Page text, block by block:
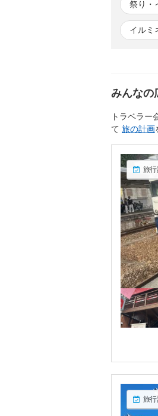
祭り・
イルミ
みんなの
トラベラー
て 旅の計画
旅
旅